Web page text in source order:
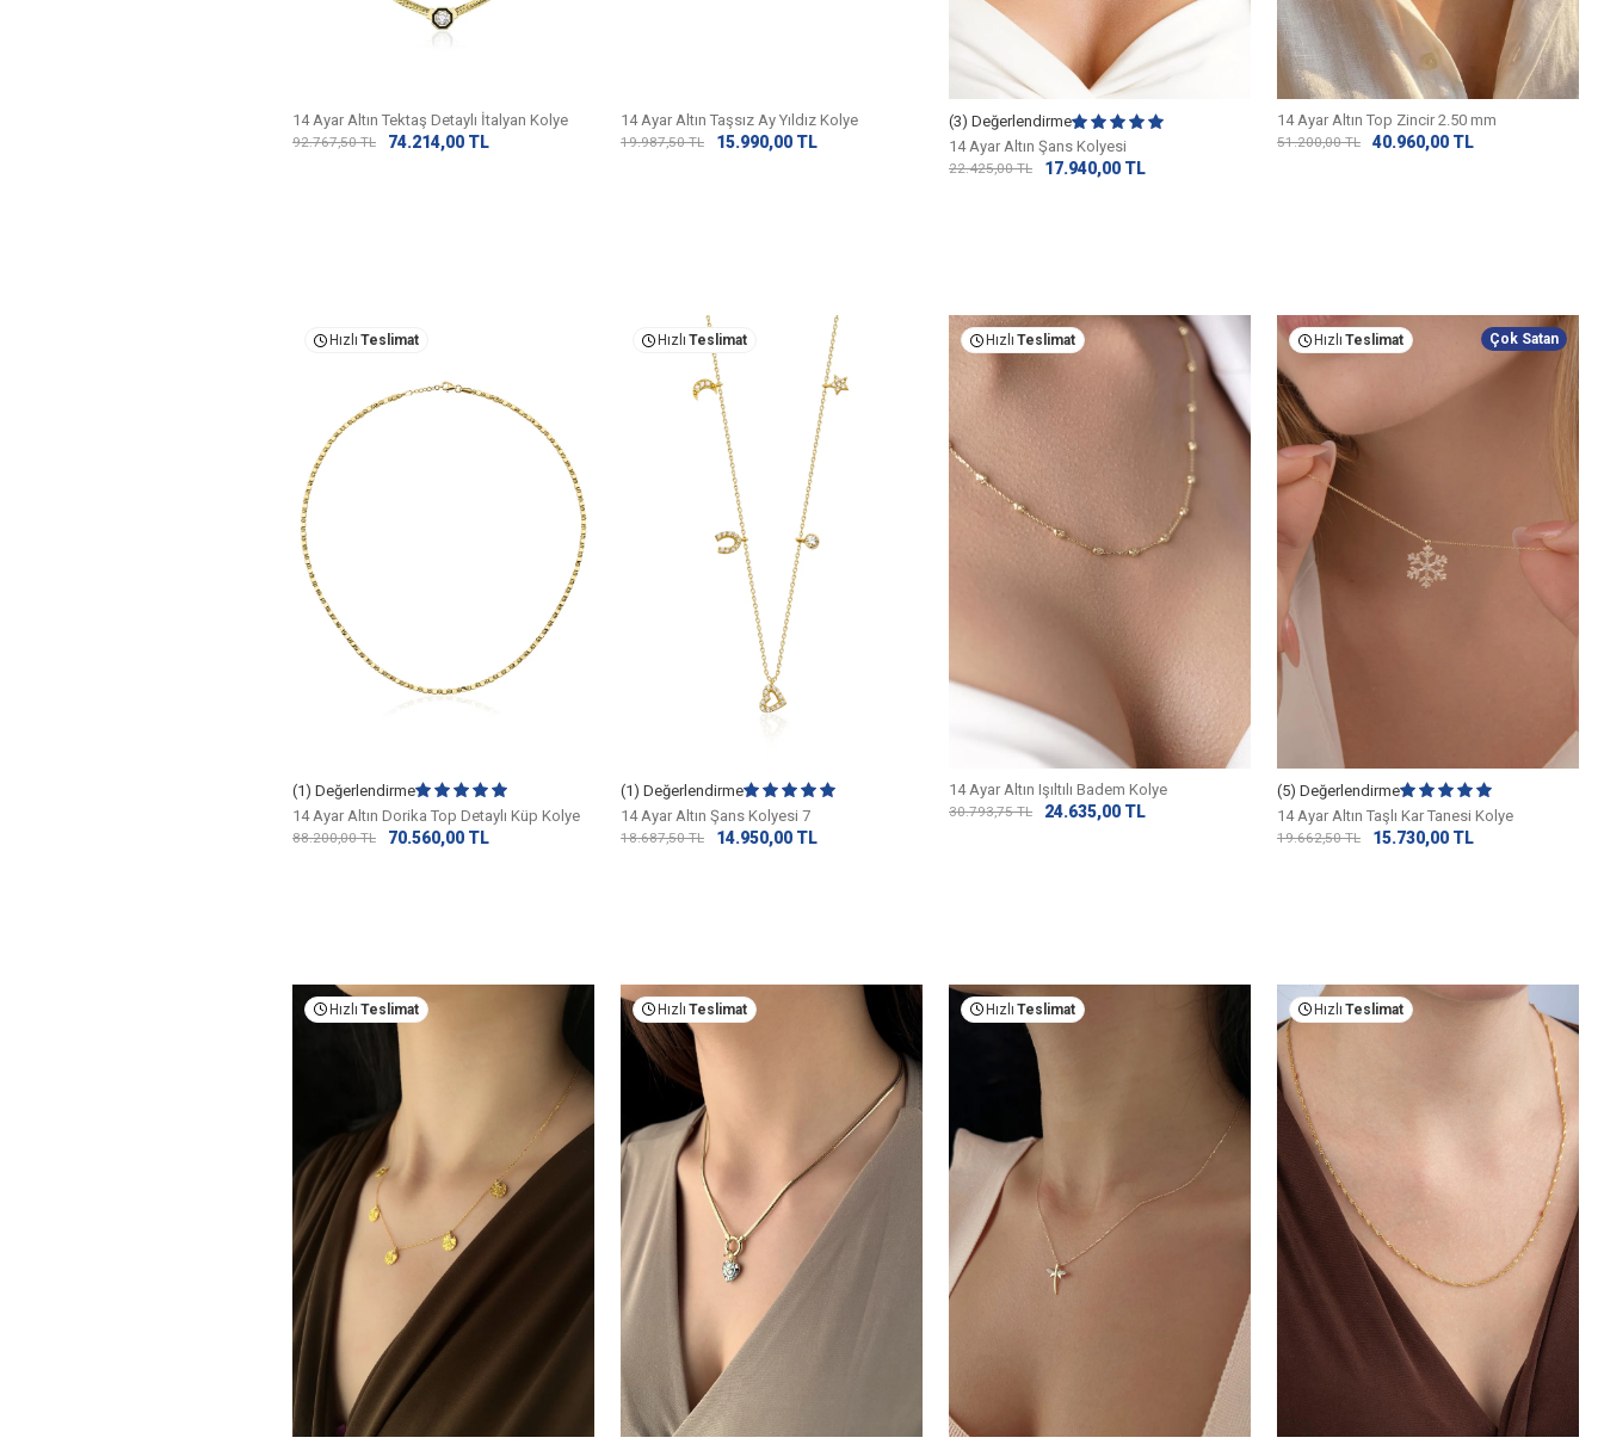
14 Ayar Altın Tektaş Detaylı İtalyan Kolye
92.767,50TL 74.214,00 TL
14 Ayar Altın Taşsız Ay Yıldız Kolye
19.987,50TL 15.990,00 TL
(3) Değerlendirme
14 Ayar Altın Şans Kolyesi
22.425,00TL 17.940,00 TL
14 Ayar Altın Top Zincir 2.50 mm
51.200,00TL 40.960,00 TL
Hızlı Teslimat
(1) Değerlendirme
14 Ayar Altın Dorika Top Detaylı Küp Kolye
88.200,00TL 70.560,00 TL
Hızlı Teslimat
(1) Değerlendirme
14 Ayar Altın Şans Kolyesi 7
18.687,50TL 14.950,00 TL
Hızlı Teslimat
14 Ayar Altın Işıltılı Badem Kolye
30.793,75TL 24.635,00 TL
Hızlı Teslimat Çok Satan
(5) Değerlendirme
14 Ayar Altın Taşlı Kar Tanesi Kolye
19.662,50TL 15.730,00 TL
Hızlı Teslimat Hızlı Teslimat Hızlı Teslimat Hızlı Teslimat